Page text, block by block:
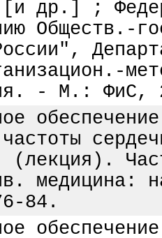
[и др.] ;
Обществ.-
- М.:
(лекция).
медицина:
84.